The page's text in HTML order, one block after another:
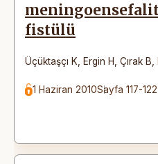
fistülü
Üçüktaşçı K Ergin H Çırak B
1 Haziran 2010Sayfa 117-122